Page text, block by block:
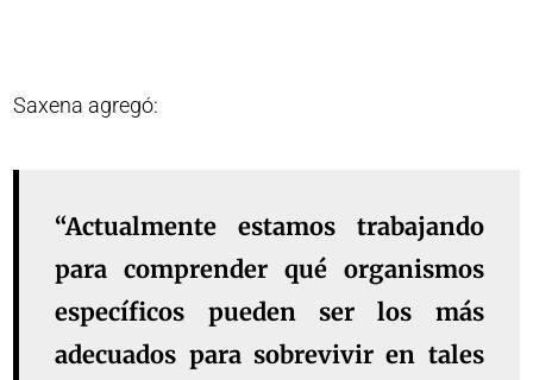
Saxena agregó:
“Actualmente estamos trabajando
para comprender qué organismos
específicos pueden ser los más
adecuados para sobrevivir en tales